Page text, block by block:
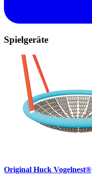
Spielgeräte
Original Huck Vogelnest®